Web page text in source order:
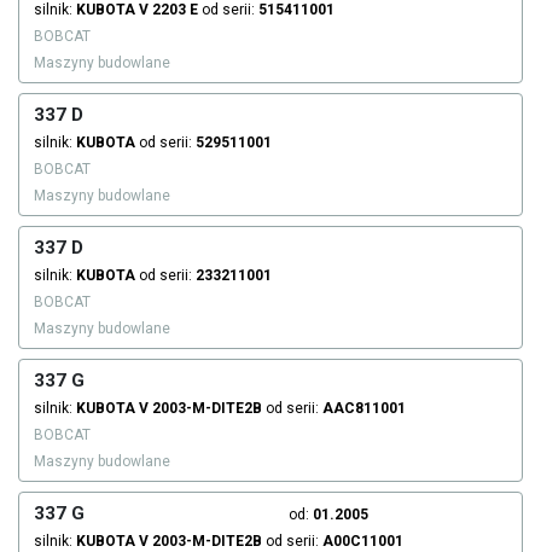
silnik: KUBOTA V 2203 E od serii: 515411001
BOBCAT
Maszyny budowlane
337 D
silnik: KUBOTA od serii: 529511001
BOBCAT
Maszyny budowlane
337 D
silnik: KUBOTA od serii: 233211001
BOBCAT
Maszyny budowlane
337 G
silnik: KUBOTA V 2003-M-DITE2B od serii: AAC811001
BOBCAT
Maszyny budowlane
337 G od: 01.2005
silnik: KUBOTA V 2003-M-DITE2B od serii: A00C11001